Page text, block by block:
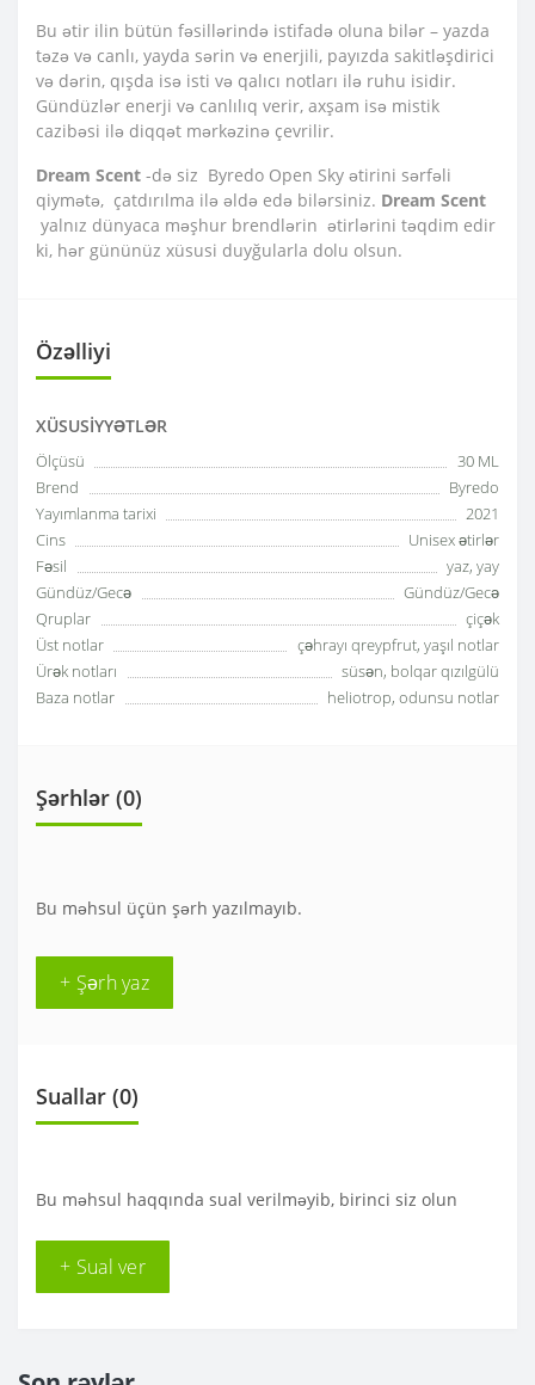
Bu ətir ilin bütün fəsillərində istifadə oluna bilər – yazda
təzə və canlı, yayda sərin və enerjili, payızda sakitləşdirici
və dərin, qışda isə isti və qalıcı notları ilə ruhu isidir.
Gündüzlər enerji və canlılıq verir, axşam isə mistik
cazibəsi ilə diqqət mərkəzinə çevrilir.
Dream Scent -də siz Byredo Open Sky ətirini sərfəli
qiymətə, çatdırılma ilə əldə edə bilərsiniz. Dream Scent
yalnız dünyaca məşhur brendlərin ətirlərini təqdim edir
ki, hər gününüz xüsusi duyğularla dolu olsun.
Özəlliyi
XÜSUSIYYƏTLƏR
Ölçüsü
30 ML
Brend
Byredo
Yayımlanma tarixi
2021
Cins
Unisex ətirlər
Fəsil
yaz, yay
Gündüz/Gecə
Gündüz/Gecə
Qruplar
çiçək
Üst notlar
çəhrayı qreypfrut, yaşıl notlar
Ürək notları
süsən, bolqar qızılgülü
Baza notlar
heliotrop, odunsu notlar
Şərhlər (0)
Bu məhsul üçün şərh yazılmayıb.
+ Şərh yaz
Suallar (0)
Bu məhsul haqqında sual verilməyib, birinci siz olun
+ Sual ver